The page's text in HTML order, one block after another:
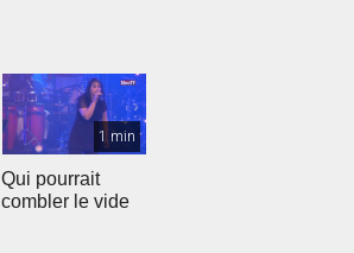
1 min
Qui pourrait
combler le vide